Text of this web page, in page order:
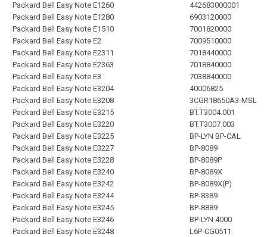
Packard Bell Easy Note E1260
Packard Bell Easy Note E1280
Packard Bell Easy Note E1510
Packard Bell Easy Note E2
Packard Bell Easy Note E2311
Packard Bell Easy Note E2363
Packard Bell Easy Note E3
Packard Bell Easy Note E3204
Packard Bell Easy Note E3208
Packard Bell Easy Note E3215
Packard Bell Easy Note E3220
Packard Bell Easy Note E3225
Packard Bell Easy Note E3227
Packard Bell Easy Note E3228
Packard Bell Easy Note E3240
Packard Bell Easy Note E3242
Packard Bell Easy Note E3244
Packard Bell Easy Note E3245
Packard Bell Easy Note E3246
Packard Bell Easy Note E3248
442683000001
6903120000
7001820000
7009510000
7018440000
7018840000
7038840000
40006825
3CGR18650A3-MSL
BT.T3004.001
BT.T3007.003
BP-LYN BP-CAL
BP-8089
BP-8089P
BP-8089X
BP-8089X(P)
BP-8389
BP-8889
BP-LYN 4000
L6P-CG0511